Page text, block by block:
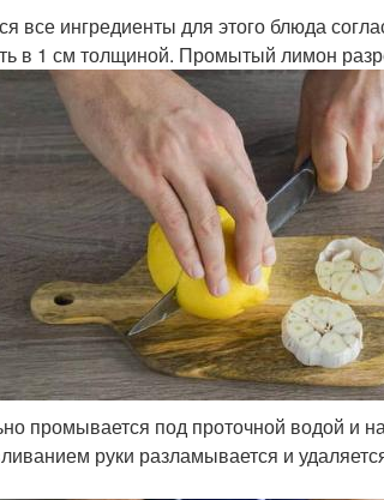
все ингредиенты для этого блюда
в 1 см толщиной. Промытый лимон
промывается под проточной водой и
руки разламывается и